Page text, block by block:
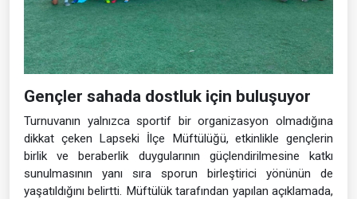
Gençler sahada dostluk için buluşuyor
Turnuvanın yalnızca sportif bir organizasyon olmadığına
dikkat çeken Lapseki İlçe Müftülüğü, etkinlikle gençlerin
birlik ve beraberlik duygularının güçlendirilmesine katkı
sunulmasının yanı sıra sporun birleştirici yönünün de
yaşatıldığını belirtti. Müftülük tarafından yapılan açıklamada,